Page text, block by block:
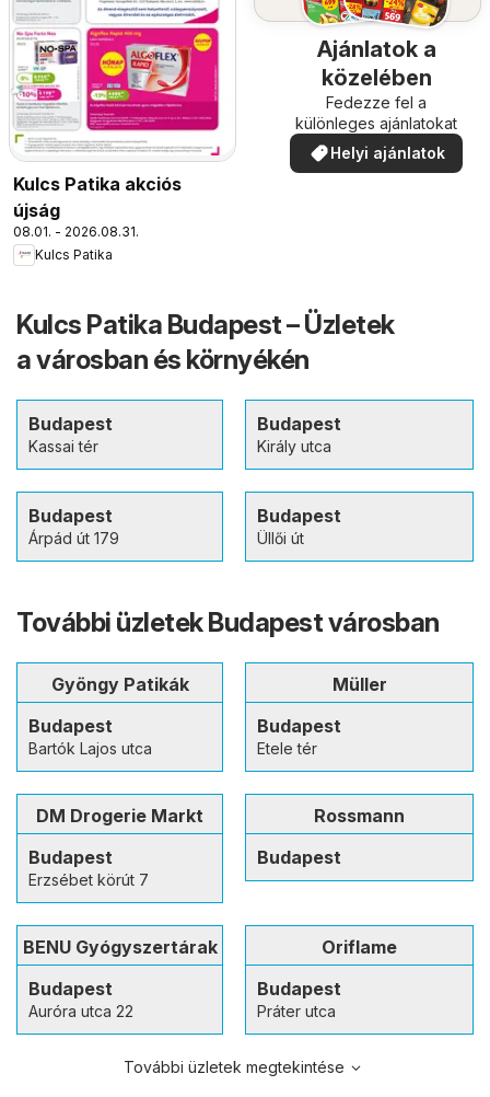
Kulcs Patika akciós
újság
08.01. - 2026.08.31.
Kulcs Patika
Ajánlatok a
közelében
Fedezze fel a
különleges ajánlatokat
Helyi ajánlatok
Kulcs Patika Budapest – Üzletek
a városban és környékén
Budapest
Kassai tér
Budapest
Király utca
Budapest
Árpád út 179
Budapest
Üllői út
További üzletek Budapest városban
Gyöngy Patikák
Budapest
Bartók Lajos utca
Müller
Budapest
Etele tér
DM Drogerie Markt
Budapest
Erzsébet körút 7
Rossmann
Budapest
BENU Gyógyszertárak
Budapest
Auróra utca 22
Oriflame
Budapest
Práter utca
További üzletek megtekintése